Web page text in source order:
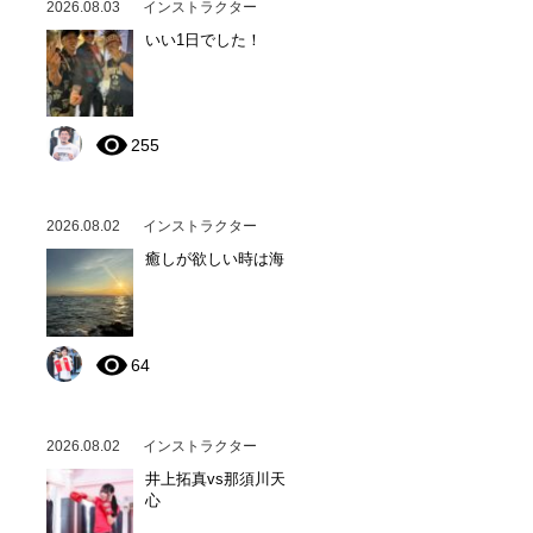
2026.08.03 インストラクター
いい1日でした！
255
2026.08.02 インストラクター
癒しが欲しい時は海
64
2026.08.02 インストラクター
井上拓真vs那須川天
心